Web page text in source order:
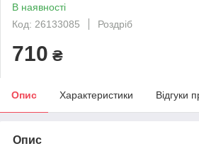
В наявності
Код: 26133085
Роздріб
710 ₴
Опис Характеристики Відгуки
Опис